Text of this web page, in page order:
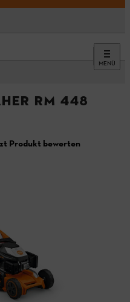
MENÜ
RM 448
Produkt bewerten